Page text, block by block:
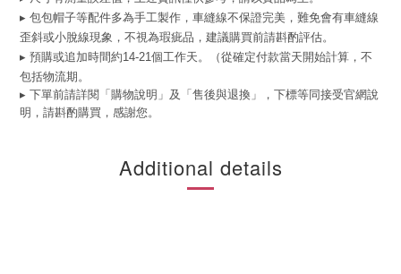
▸ 包包帽子等配件多為手工製作，車縫線不保證完美，難免會有車縫線
歪斜或小脫線現象，不視為瑕疵品，建議購買前請斟酌評估。
▸ 預購或追加時間約14-21個工作天。（從確定付款當天開始計算，不
包括物流期。
▸ 下單前請詳閱「購物說明」及「售後與退換」，下標等同接受官網說
明，請斟酌購買，感謝您。
Additional details